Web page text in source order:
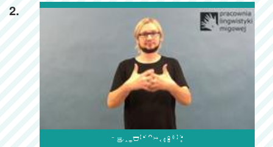
2.
